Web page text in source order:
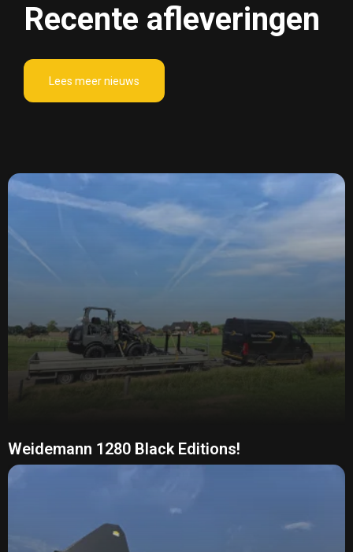
Recente afleveringen
Lees meer nieuws
Weidemann 1280 Black Editions!